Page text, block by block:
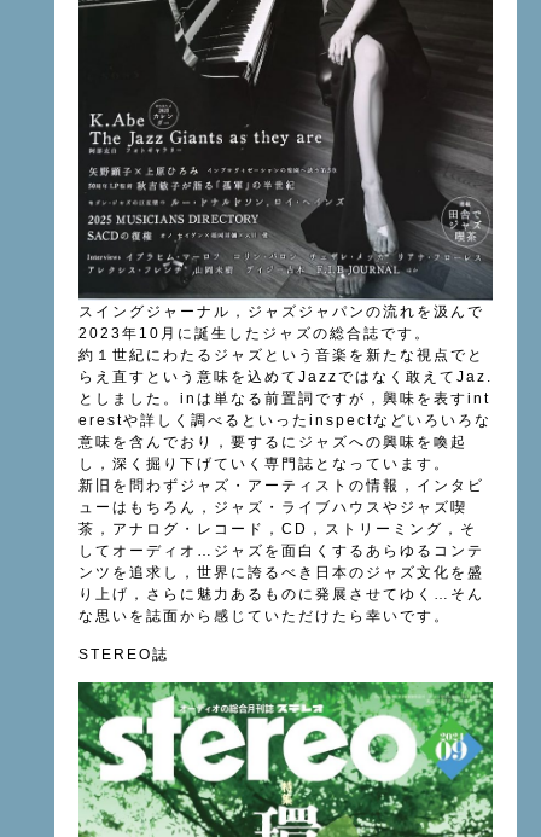
スイングジャーナル，ジャズジャパンの流れを汲んで
2023年10月に誕生したジャズの総合誌です。
約１世紀にわたるジャズという音楽を新たな視点でと
らえ直すという意味を込めてJazzではなく敢えてJaz.
としました。inは単なる前置詞ですが，興味を表すint
erestや詳しく調べるといったinspectなどいろいろな
意味を含んでおり，要するにジャズへの興味を喚起
し，深く掘り下げていく専門誌となっています。
新旧を問わずジャズ・アーティストの情報，インタビ
ューはもちろん，ジャズ・ライブハウスやジャズ喫
茶，アナログ・レコード，CD，ストリーミング，そ
してオーディオ…ジャズを面白くするあらゆるコンテ
ンツを追求し，世界に誇るべき日本のジャズ文化を盛
り上げ，さらに魅力あるものに発展させてゆく…そん
な思いを誌面から感じていただけたら幸いです。
STEREO誌